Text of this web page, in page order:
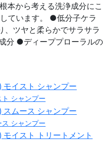
本から考える洗浄成分にこ
ています。 ●低分子ケラ
ツヤと柔らかでサラサラ
分 ●ディーププローラルの
シャンプー
シャンプー